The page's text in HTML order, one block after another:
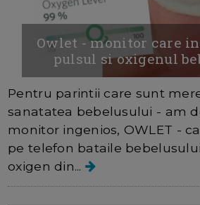
Owlet - monitor care
pulsul si oxigenul
Pentru parintii care sunt
sanatatea bebelusului - am
monitor ingenios, OWLET -
pe telefon bataile
oxigen din...